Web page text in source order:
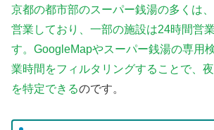
京都の都市部のスーパー銭湯の多くは
営業しており、一部の施設は24時間営
す。GoogleMapやスーパー銭湯の専用
業時間をフィルタリングすることで、
を特定できるのです。